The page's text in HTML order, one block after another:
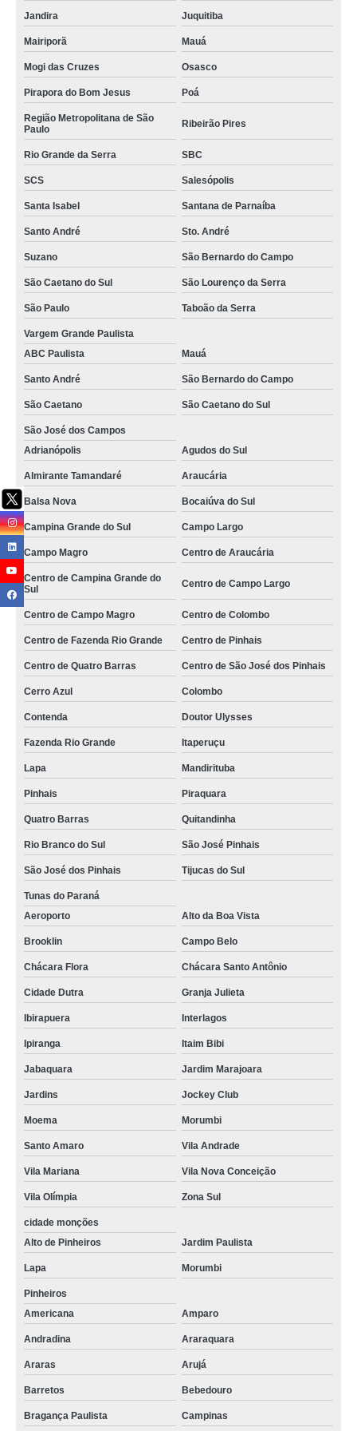
serviço de copeira em escritório preço Zona Leste
orçamento de serviço de copeira Adrianópolis
serviço de copeira para condomínio preço Adrianópolis
serviço de copa Indaiatuba
serviços de copeira para empresas Vila Olímpia
contratar serviço para copeira Santa Cruz do Rio Pardo
serviço de copeiragem preço Lins
serviço copeira Campo Mourão
serviço de copeira Região Metropolitana de São Paulo
serviço copeira preço Penha
contratar serviço de copeira para condomínio Ponta Grossa
contratar serviço copeiragem Campo Mourão
serviço de copeira hospitalar preço Sertãozinho
serviços de copeira em escritório Caldas
serviço de copeira hospitalar Paranaguá
serviço copeiragem preço Ribeirão Preto
serviços de copeira hospitalar Granja Julieta
orçamento de serviço para copeira Jundiaí
orçamento de serviço de copeira São Lourenço da Serra
contratar serviço copeiragem Londrina
orçamento de serviço de copeira para condomínio Toledo
contratar serviço de copeira e garçom Arapongas
serviço copeiragem preço Campo Magro
contratar serviço de copeira e garçom Cajamar
serviço de copeira para condomínio Toledo
contratar serviço de copeira hospitalar Carapicuíba
contratar serviço de copeiragem SCS
contratar serviço de copeira para empresas Vila Olímpia
orçamento de serviço de copeiragem Campina Grande do Sul
serviços copeiragem Cianorte
contratar serviço de copeira para condomínio fechado Vila Madalena
serviços para copeira Araucária
serviços de copeira para condomínio fechado Jockey Club
orçamento de serviço copeira Valinhos
serviço de copeira e garçom Bocaiúva do Sul
serviço de copa Cidade Tiradentes
serviços de copeiragem Três Corações
orçamento de serviço de copeira em escritório Colombo
orçamento de serviço copeiragem Caçapava
serviço de copeira para empresas preço Vinhedo
serviços de copeira Quatro Barras
serviços de copeira em escritório Cidade Dutra
serviços de copa Ferraz de Vasconcelos
contratar serviço de copeira Ribeirão Preto
serviço de copeira Osasco
orçamento de serviço de copeiragem Alto da Boa Vista
Jandira Juquitiba
Mairiporã Mauá
Mogi das Cruzes Osasco
Pirapora do Bom Jesus Poá
Região Metropolitana de São
Paulo
Ribeirão Pires
Rio Grande da Serra SBC
SCS Salesópolis
Santa Isabel Santana de Parnaíba
Santo André Sto. André
Suzano São Bernardo do Campo
São Caetano do Sul São Lourenço da Serra
São Paulo Taboão da Serra
Vargem Grande Paulista
ABC Paulista
Mauá
Santo André São Bernardo do Campo
São Caetano São Caetano do Sul
São José dos Campos
Adrianópolis
Agudos do Sul
Almirante Tamandaré Araucária
Balsa Nova Bocaiúva do Sul
Campina Grande do Sul Campo Largo
Campo Magro Centro de Araucária
Centro de Campina Grande do
Sul
Centro de Campo Largo
Centro de Campo Magro Centro de Colombo
Centro de Fazenda Rio Grande Centro de Pinhais
Centro de Quatro Barras Centro de São José dos Pinhais
Cerro Azul Colombo
Contenda Doutor Ulysses
Fazenda Rio Grande Itaperuçu
Lapa Mandirituba
Pinhais Piraquara
Quatro Barras Quitandinha
Rio Branco do Sul São José Pinhais
São José dos Pinhais Tijucas do Sul
Tunas do Paraná
Aeroporto
Alto da Boa Vista
Brooklin Campo Belo
Chácara Flora Chácara Santo Antônio
Cidade Dutra Granja Julieta
Ibirapuera Interlagos
Ipiranga Itaim Bibi
Jabaquara Jardim Marajoara
Jardins Jockey Club
Moema Morumbi
Santo Amaro Vila Andrade
Vila Mariana Vila Nova Conceição
Vila Olímpia Zona Sul
cidade monções
Alto de Pinheiros
Jardim Paulista
Lapa Morumbi
Pinheiros
Americana
Amparo
Andradina Araraquara
Araras Arujá
Barretos Bebedouro
Bragança Paulista Campinas